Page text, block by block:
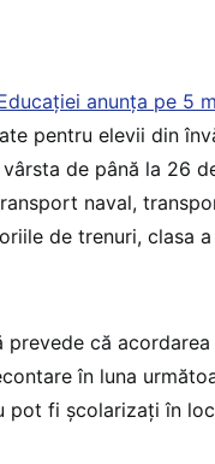
anunţa pe 5
pentru elevii din
de până la 26
naval,
de trenuri, clasa
prevede că
în luna
pot fi şcolarizaţi în